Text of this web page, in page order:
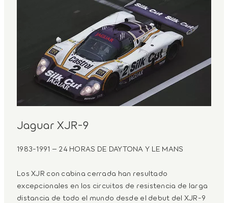
Jaguar XJR-9
1983-1991 – 24 HORAS DE DAYTONA Y LE MANS
Los XJR con cabina cerrada han resultado
excepcionales en los circuitos de resistencia de larga
distancia de todo el mundo desde el debut del XJR-9